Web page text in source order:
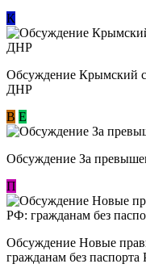
К
Обсуждение Крымский
ДНР
В E
Обсуждение За
П
Обсуждение Новые
гражданам без паспорта